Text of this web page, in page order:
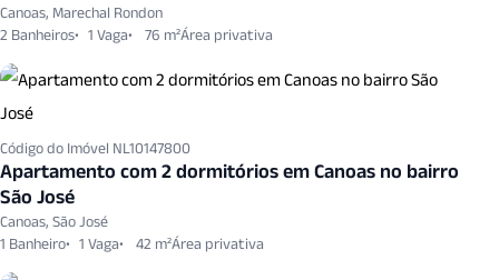
Canoas, Marechal Rondon
2 Banheiros
1 Vaga 76 m²
Código do Imóvel NL10147800
Apartamento com 2 dormitórios em Canoas no bairro
São José
Canoas, São José
1 Banheiro
1 Vaga 42 m²